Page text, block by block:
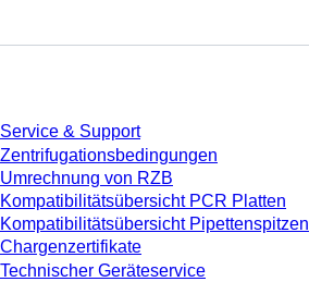
Service & Support
Zentrifugationsbedingungen
Umrechnung von RZB
Kompatibilitätsübersicht PCR Platten
Kompatibilitätsübersicht Pipettenspitzen
Chargenzertifikate
Technischer Geräteservice